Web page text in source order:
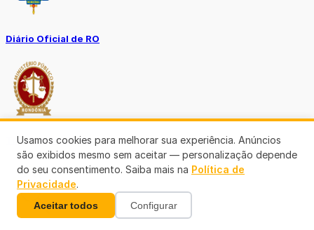
Diário Oficial de RO
Transparência RO
Usamos cookies para melhorar sua experiência. Anúncios
são exibidos mesmo sem aceitar — personalização depende
do seu consentimento. Saiba mais na Política de
Privacidade.
Aceitar todos Configurar